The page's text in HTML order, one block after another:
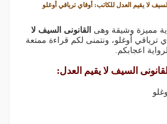
لا يقيم العدل للكاتب: أوقاي ترياقي أوغلو
مميزة وشيقة وهى القانونى السيف لا
ترياقي أوغلو، ونتمنى لكم قراءة ممتعة
اعجابكم.
السيف لا يقيم العدل: